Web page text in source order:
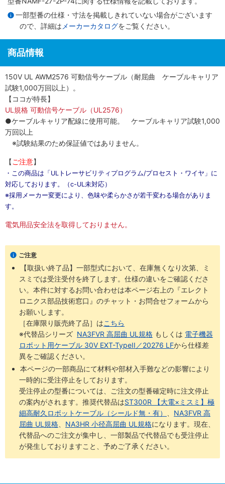
一部型番の仕様・寸法を掲載しきれていない場合がございます
ので、詳細は メーカーカタログをご覧ください。
商品情報
150V UL AWM2576 可動信号ケーブル（耐屈曲 ケーブルキャリア
試験1,000万回以上）。
【ココが特長】
UL規格 可動信号ケーブル（UL2576）
●ケーブルキャリア配線に使用可能。 ケーブルキャリア試験1,000
万回以上
※試験結果のため保証値ではありません。
【 ご注意】
・この商品は「ULトレーサビリティプログラム/プロセスト・ワイヤ」に
対応しております。（c-UL未対応）
※採用メーカー変更により、色味や柔らかさが若干変わる場合がありま
す。
電気用品安全法を取得しておりません。
ご注意
【取扱い終了品】一部型式において、在庫無くなり次第、ミ
スミでは受注受付を終了します。仕様の違いをご確認くださ
い。本件に対するお問い合わせは本ページ右上の『エレクト
ロニクス部品技術窓口』のチャット・お問合せフォームから
お願いします。
［在庫限り販売終了品］はこちら
※代替品シリーズ NA3FVR 高屈曲 UL規格 もしくは 電子機器
ロボット用ケーブル 30V EXT-TypeII／20276 LFから仕様差
異をご確認ください。
本ページの一部商品にて材料や部材入手難などの影響により
一時的に受注停止をしております。
受注停止の型番については、ご注文の型番確定時に注文停止
の案内がされます。推奨代替品はST300R 【大電×ミスミ】極
細高耐久ロボットケーブル（シールド無・有）
NA3FVR 高
屈曲 UL規格
NA3HR 小径高屈曲 UL規格になります。現在、
代替品へのご注文が集中し、一部製品で代替品でも受注停止
が発生しておりますこと、予めご了承ください。